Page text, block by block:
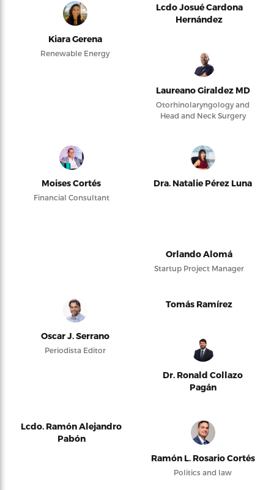
Kiara Gerena
Renewable Energy
Lcdo Josué Cardona
Hernández
Laureano Giraldez MD
Otorhinolaryngology and
Head and Neck Surgery
Moises Cortés
Financial Consultant
Dra. Natalie Pérez Luna
Orlando Alomá
Startup Project Manager
Oscar J. Serrano
Periodista Editor
Tomás Ramírez
Dr. Ronald Collazo
Pagán
Lcdo. Ramón Alejandro
Pabón
Ramón L. Rosario Cortés
Politics and law